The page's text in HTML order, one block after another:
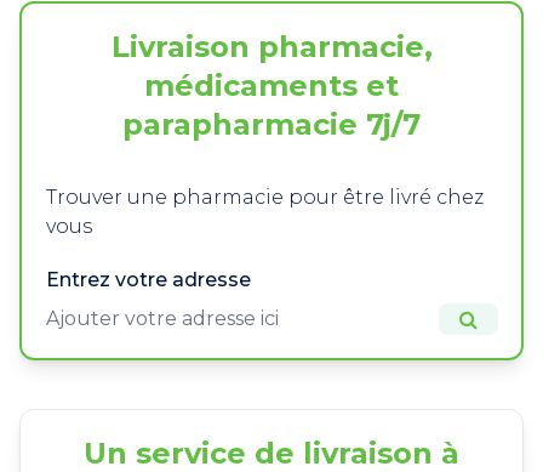
Livraison pharmacie,
médicaments et
parapharmacie 7j/7
Trouver une pharmacie pour être livré chez
vous
Entrez votre adresse
Un service de livraison à